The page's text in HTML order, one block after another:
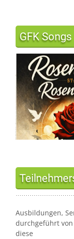
GFK Songs
Ausbildungen,
durchgeführt
diese